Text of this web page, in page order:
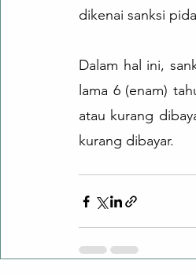
dikenai sanksi
Dalam hal ini,
lama 6 (enam)
atau kurang
kurang dibayar.